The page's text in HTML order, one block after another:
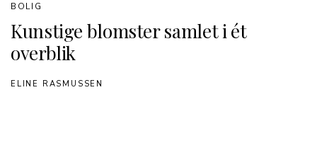
Kunstige blomster samlet i ét
overblik
BOLIG
ELINE RASMUSSEN